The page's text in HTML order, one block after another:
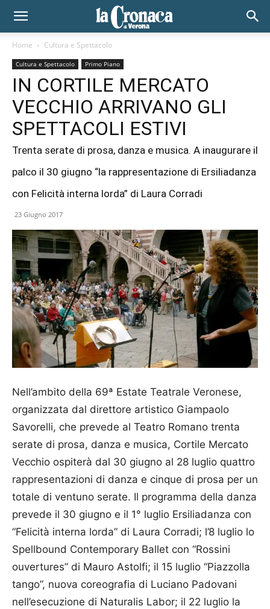
Home Cultura e Spettacolo
Cultura e Spettacolo Primo Piano
IN CORTILE MERCATO
VECCHIO ARRIVANO GLI
SPETTACOLI ESTIVI
Trenta serate di prosa, danza e musica. A inaugurare il
palco il 30 giugno “la rappresentazione di Ersiliadanza
con Felicità interna lorda” di Laura Corradi
23 Giugno 2017
Nell’ambito della 69ª Estate Teatrale Veronese,
organizzata dal direttore artistico Giampao­lo
Savorelli, che prevede al Teatro Romano trenta
serate di prosa, danza e musica, Cortile Mercato
Vecchio ospiterà dal 30 giugno al 28 luglio quattro
rappresentazioni di danza e cinque di prosa per un
totale di ventuno serate. Il programma della danza
prevede il 30 giugno e il 1° luglio Ersiliadanza con
“Felicità interna lorda” di Laura Corradi; l’8 luglio lo
Spellbound Contem­porary Ballet con “Rossini
ouvertures” di Mauro Astolfi; il 15 luglio “Piazzolla
tango”, nuova coreografia di Luciano Padovani
nell’esecuzione di Naturalis Labor; il 22 luglio la